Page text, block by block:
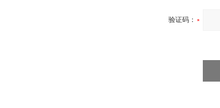
验证码：